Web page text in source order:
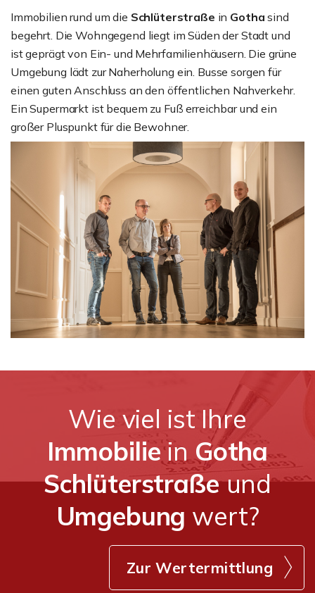
Immobilien rund um die Schlüterstraße in Gothasind
begehrt. Die Wohngegend liegt im Süden der Stadt und
ist geprägt von Ein- und Mehrfamilienhäusern. Die grüne
Umgebung lädt zur Naherholung ein. Busse sorgen für
einen guten Anschluss an den öffentlichen Nahverkehr.
Ein Supermarkt ist bequem zu Fuß erreichbar und ein
großer Pluspunkt für die Bewohner.
Wie viel ist Ihre
Immobiliein Gotha
Schlüterstraßeund
Umgebung wert?
Zur Wertermittlung